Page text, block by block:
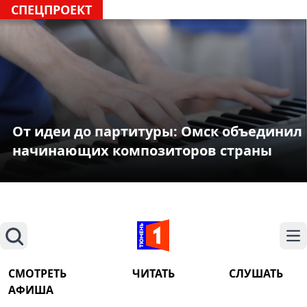
СПЕЦПРОЕКТ
От идеи до партитуры: Омск объединил
начинающих композиторов страны
Поиск
СМОТРЕТЬ ЧИТАТЬ
СЛУШАТЬ
АФИША